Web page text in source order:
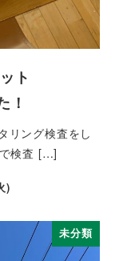
ト
！
リング検査をし
検査 […]
)
未分類